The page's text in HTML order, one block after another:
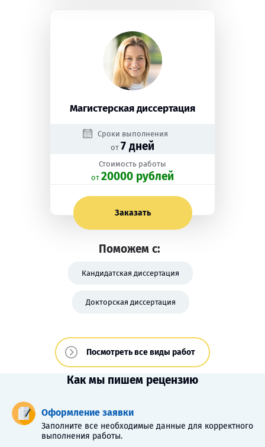
Магистерская диссертация
Сроки выполнения
от 7 дней
Стоимость работы
oт 20000 рублей
Заказать
Поможем с:
Кандидатская диссертация
Докторская диссертация
Посмотреть все виды работ
Как мы пишем рецензию
Оформление заявки
Заполните все необходимые данные для корректного
выполнения работы.